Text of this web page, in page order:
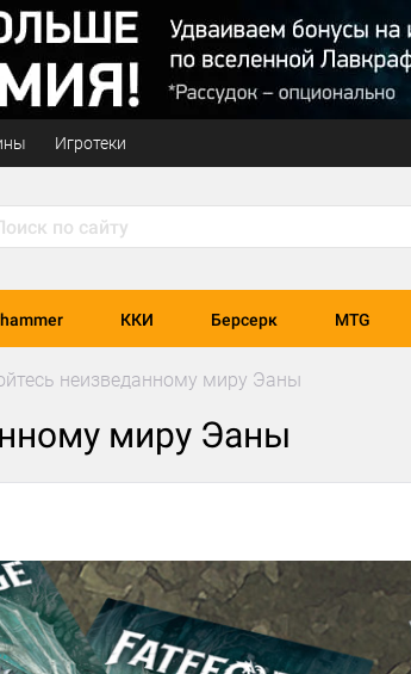
Игротеки
ККИ Берсерк MTG
неизведанному миру Эаны
миру Эаны